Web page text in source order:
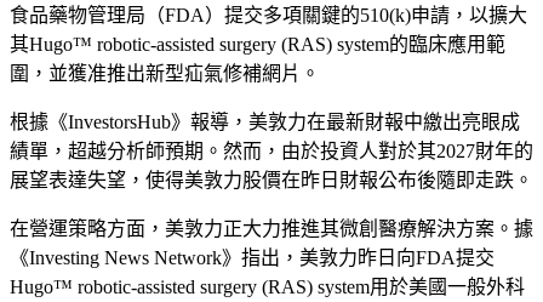
食品藥物管理局（FDA）提交多項關鍵的510(k)申請，以擴大
其Hugo™ robotic-assisted surgery (RAS) system的臨床應用範
圍，並獲准推出新型疝氣修補網片。
根據《InvestorsHub》報導，美敦力在最新財報中繳出亮眼成
績單，超越分析師預期。然而，由於投資人對於其2027財年的
展望表達失望，使得美敦力股價在昨日財報公布後隨即走跌。
在營運策略方面，美敦力正大力推進其微創醫療解決方案。據
《Investing News Network》指出，美敦力昨日向FDA提交
Hugo™ robotic-assisted surgery (RAS) system用於美國一般外科